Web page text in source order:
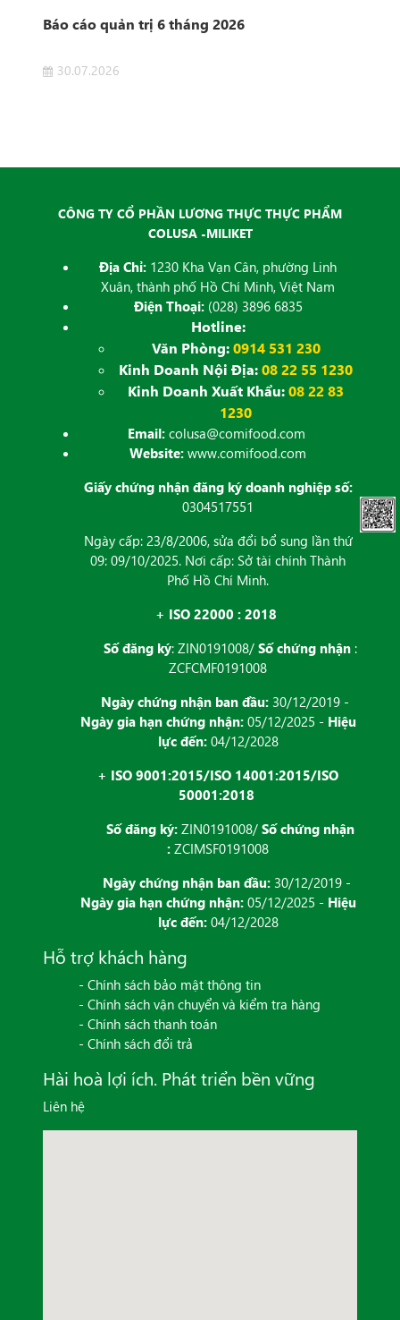
Báo cáo quản trị 6 tháng 2026
30.07.2026
CÔNG TY CỔ PHẦN LƯƠNG THỰC THỰC PHẨM
COLUSA -MILIKET
Địa Chỉ: 1230 Kha Vạn Cân, phường Linh
Xuân, thành phố Hồ Chí Minh, Việt Nam
Điện Thoại:(028) 3896 6835
Hotline:
Văn Phòng: 0914 531 230
Kinh Doanh Nội Địa:08 22 55 1230
Kinh Doanh Xuất Khẩu:08 22 83
1230
Email:colusa@comifood.com
Website: www.comifood.com
Giấy chứng nhận đăng ký doanh nghiệp số:
0304517551
Ngày cấp: 23/8/2006, sửa đổi bổ sung lần thứ
09: 09/10/2025. Nơi cấp: Sở tài chính Thành
Phố Hồ Chí Minh.
+ ISO 22000 : 2018
Số đăng ký: ZIN0191008/ Số chứng nhận :
ZCFCMF0191008
Ngày chứng nhận ban đầu: 30/12/2019 -
Ngày gia hạn chứng nhận:05/12/2025 - Hiệu
lực đến:04/12/2028
+ ISO 9001:2015/ISO 14001:2015/ISO
50001:2018
Số đăng ký: ZIN0191008/ Số chứng nhận
: ZCIMSF0191008
Ngày chứng nhận ban đầu: 30/12/2019 -
Ngày gia hạn chứng nhận:05/12/2025 - Hiệu
lực đến:04/12/2028
Hỗ trợ khách hàng
- Chính sách bảo mật thông tin
- Chính sách vận chuyển và kiểm tra hàng
- Chính sách thanh toán
- Chính sách đổi trả
Hài hoà lợi ích. Phát triển bền vững
Liên hệ